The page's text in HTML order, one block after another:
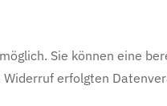
Sie können eine
erfolgten